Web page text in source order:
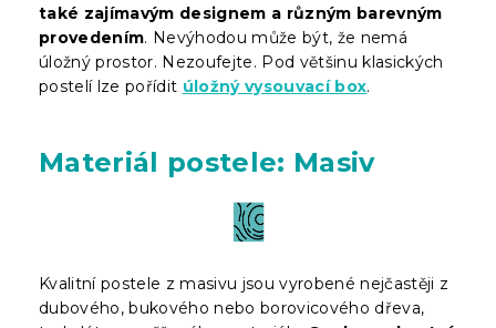
také zajímavým designem a různým barevným
provedením. Nevýhodou může být, že nemá
úložný prostor. Nezoufejte. Pod většinu klasických
postelí lze pořídit úložný vysouvací box.
Materiál postele: Masiv
Kvalitní postele z masivu jsou vyrobené nejčastěji z
dubového, bukového nebo borovicového dřeva,